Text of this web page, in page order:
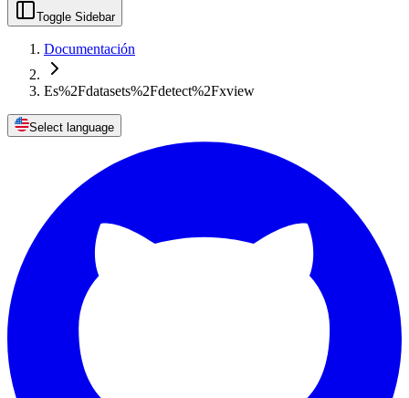
Toggle Sidebar
Documentación
Es%2Fdatasets%2Fdetect%2Fxview
Select language